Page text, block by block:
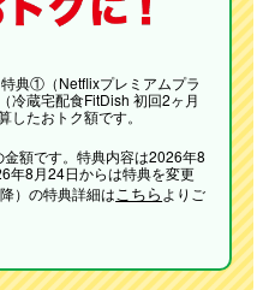
典①（Netflixプレミアムプラ
冷蔵宅配食FitDish 初回2ヶ月
たおトク額です。
額です。特典内容は2026年8
年8月24日からは特典を変更
）の特典詳細はこちら よりご